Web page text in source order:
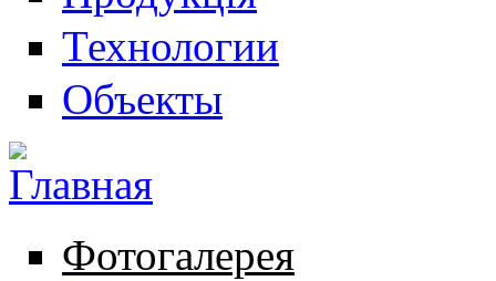
Технологии
Объекты
Фотогалерея